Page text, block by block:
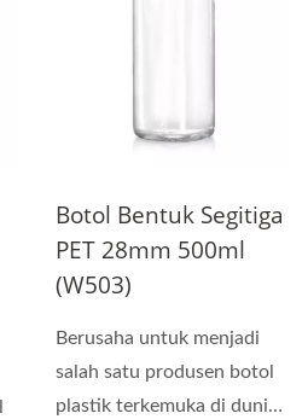
Botol Bentuk Segitiga
PET 28mm 500ml
(W503)
Berusaha untuk menjadi
salah satu produsen botol
plastik terkemuka di dunia,